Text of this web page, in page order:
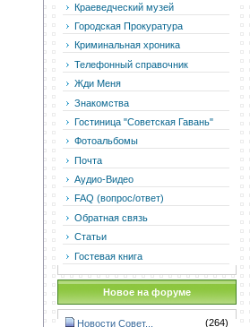
Краеведческий музей
Городская Прокуратура
Криминальная хроника
Телефонный справочник
Жди Меня
Знакомства
Гостиница "Советская Гавань"
Фотоальбомы
Почта
Аудио-Видео
FAQ (вопрос/ответ)
Обратная связь
Статьи
Гостевая книга
Новое на форуме
Новости Совет...
(264)